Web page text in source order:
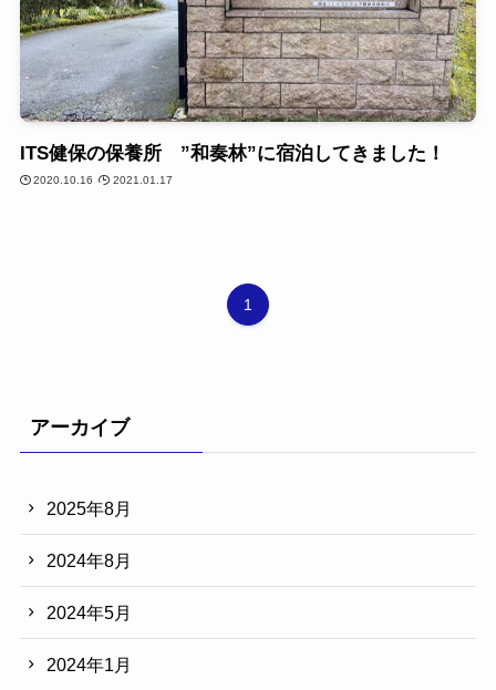
ITS健保の保養所 ”和奏林”に宿泊してきました！
2020.10.16 2021.01.17
1
アーカイブ
2025年8月
2024年8月
2024年5月
2024年1月